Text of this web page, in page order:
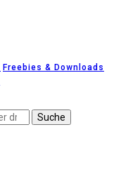
Freebies & Downloads